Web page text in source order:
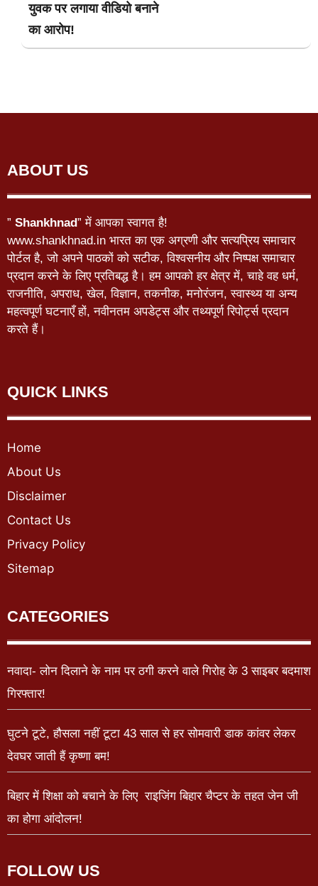
युवक पर लगाया वीडियो बनाने
का आरोप!
ABOUT US
” Shankhnad” में आपका स्वागत है!
www.shankhnad.in भारत का एक अग्रणी और सत्यप्रिय समाचार
पोर्टल है, जो अपने पाठकों को सटीक, विश्वसनीय और निष्पक्ष समाचार
प्रदान करने के लिए प्रतिबद्ध है। हम आपको हर क्षेत्र में, चाहे वह धर्म,
राजनीति, अपराध, खेल, विज्ञान, तकनीक, मनोरंजन, स्वास्थ्य या अन्य
महत्वपूर्ण घटनाएँ हों, नवीनतम अपडेट्स और तथ्यपूर्ण रिपोर्ट्स प्रदान
करते हैं।
QUICK LINKS
Home
About Us
Disclaimer
Contact Us
Privacy Policy
Sitemap
CATEGORIES
नवादा- लोन दिलाने के नाम पर ठगी करने वाले गिरोह के 3 साइबर बदमाश
गिरफ्तार!
घुटने टूटे, हौसला नहीं टूटा 43 साल से हर सोमवारी डाक कांवर लेकर
देवघर जाती हैं कृष्णा बम!
बिहार में शिक्षा को बचाने के लिए राइजिंग बिहार चैप्टर के तहत जेन जी
का होगा आंदोलन!
FOLLOW US